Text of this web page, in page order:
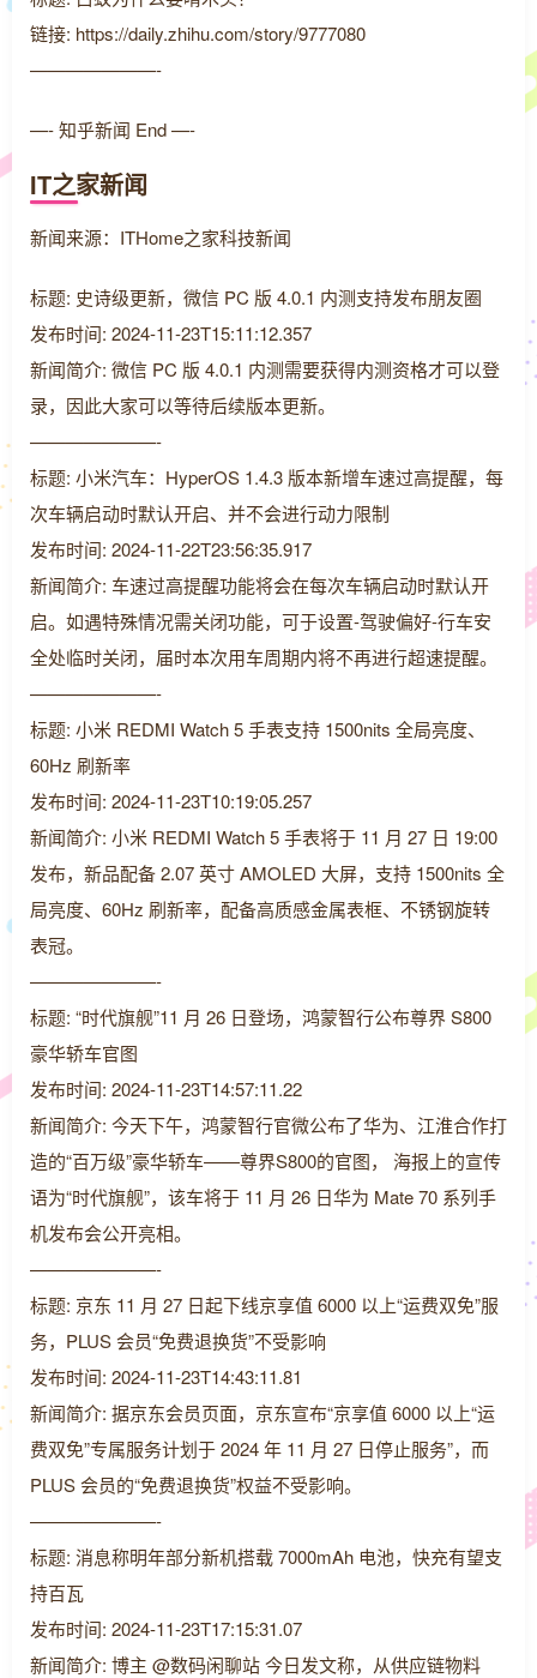
链接: https://daily.zhihu.com/story/9777080
———————-
—- 知乎新闻 End —-
IT之家新闻
新闻来源：ITHome之家科技新闻
标题: 史诗级更新，微信 PC 版 4.0.1 内测支持发布朋友圈
发布时间: 2024-11-23T15:11:12.357
新闻简介: 微信 PC 版 4.0.1 内测需要获得内测资格才可以登
录，因此大家可以等待后续版本更新。
———————-
标题: 小米汽车：HyperOS 1.4.3 版本新增车速过高提醒，每
次车辆启动时默认开启、并不会进行动力限制
发布时间: 2024-11-22T23:56:35.917
新闻简介: 车速过高提醒功能将会在每次车辆启动时默认开
启。如遇特殊情况需关闭功能，可于设置-驾驶偏好-行车安
全处临时关闭，届时本次用车周期内将不再进行超速提醒。
———————-
标题: 小米 REDMI Watch 5 手表支持 1500nits 全局亮度、
60Hz 刷新率
发布时间: 2024-11-23T10:19:05.257
新闻简介: 小米 REDMI Watch 5 手表将于 11 月 27 日 19:00
发布，新品配备 2.07 英寸 AMOLED 大屏，支持 1500nits 全
局亮度、60Hz 刷新率，配备高质感金属表框、不锈钢旋转
表冠。
———————-
标题: “时代旗舰”11 月 26 日登场，鸿蒙智行公布尊界 S800
豪华轿车官图
发布时间: 2024-11-23T14:57:11.22
新闻简介: 今天下午，鸿蒙智行官微公布了华为、江淮合作打
造的“百万级”豪华轿车——尊界S800的官图， 海报上的宣传
语为“时代旗舰”，该车将于 11 月 26 日华为 Mate 70 系列手
机发布会公开亮相。
———————-
标题: 京东 11 月 27 日起下线京享值 6000 以上“运费双免”服
务，PLUS 会员“免费退换货”不受影响
发布时间: 2024-11-23T14:43:11.81
新闻简介: 据京东会员页面，京东宣布“京享值 6000 以上“运
费双免”专属服务计划于 2024 年 11 月 27 日停止服务”，而
PLUS 会员的“免费退换货”权益不受影响。
———————-
标题: 消息称明年部分新机搭载 7000mAh 电池，快充有望支
持百瓦
发布时间: 2024-11-23T17:15:31.07
新闻简介: 博主 @数码闲聊站 今日发文称，从供应链物料